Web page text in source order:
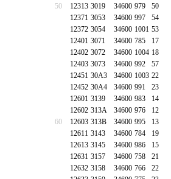
50
12313 3019 34600 979 50
12371 3053 34600 997 54
12372 3054 34600 1001 53
12401 3071 34600 785 17
12402 3072 34600 1004 18
12403 3073 34600 992 57
12451 30A3 34600 1003 22
12452 30A4 34600 991 23
12601 3139 34600 983 14
12602 313A 34600 976 12
60
12603 313B 34600 995 13
12611 3143 34600 784 19
12613 3145 34600 986 15
12631 3157 34600 758 21
12632 3158 34600 766 22